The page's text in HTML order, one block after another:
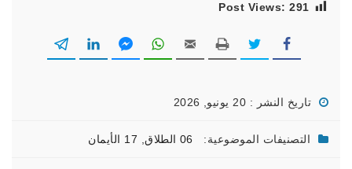
Post Views: 291
تاريخ النشر : 20 يونيو, 2026
التصنيفات الموضوعية: 06 الطلاق , 17 الأيمان